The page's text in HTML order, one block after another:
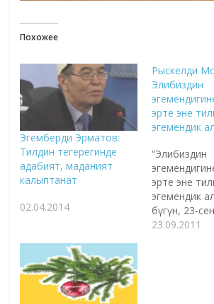
Похожее
Эгемберди Эрматов:
Тилдин тегерегинде
адабият, маданият
калыптанат
02.04.2014
Рыскелди
Элибиздин
эрте эне
эгемендик
“Элибиздин
эрте эне
эгемендик
бүгүн, 23-
Мамлекеттик
23.09.2011